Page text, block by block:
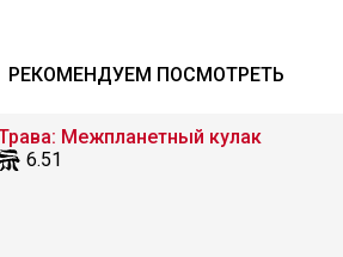
РЕКОМЕНДУЕМ ПОСМОТРЕТЬ
Межпланетный кулак
6.51